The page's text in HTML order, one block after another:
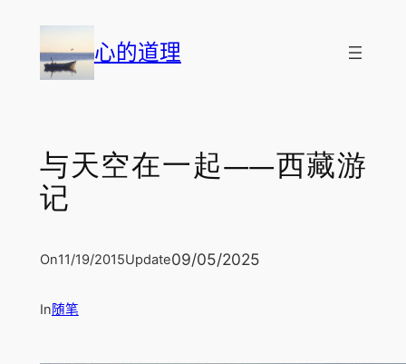
心的道理
与天空在一起——西藏游
记
On11/19/2015Update09/05/2025
In随笔